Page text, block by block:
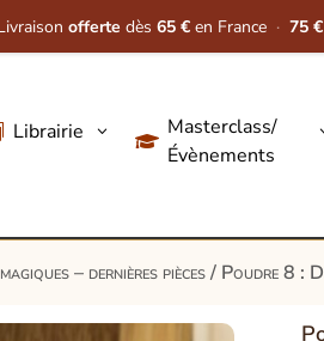
offerte dès 65 € en France · 75 €
Librairie 3

Masterclass/
Évènements
– dernières pièces/ Poudre 8 :